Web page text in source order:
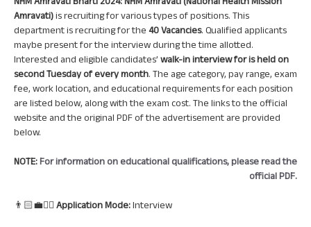
Amravati)is recruiting for various types of positions. This
department is recruiting for the40Vacancies. Qualified applicants
maybe present for the interview during the time allotted.
Interested and eligible candidates’walk-in interview for is held on
second Tuesday of every month. The age category, pay range, exam
fee, work location, and educational requirements for each position
are listed below, along with the exam cost. The links to the official
website and the original PDF of the advertisement are provided
below.
NOTE:For information on educational qualifications, please read the
official PDF.
👨🏻‍💼🙋‍♀️Application Mode:Interview